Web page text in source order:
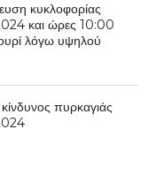
κυκλοφορίας
και ώρες 10:00
λόγω υψηλού
πυρκαγιάς